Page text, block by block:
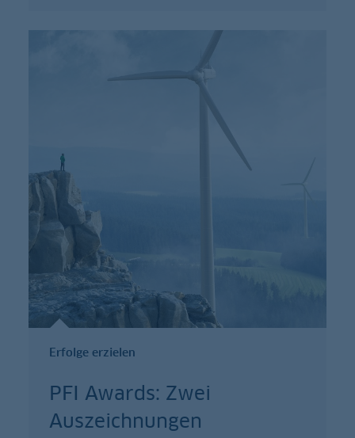
Erfolge erzielen
PFI Awards: Zwei
Auszeichnungen